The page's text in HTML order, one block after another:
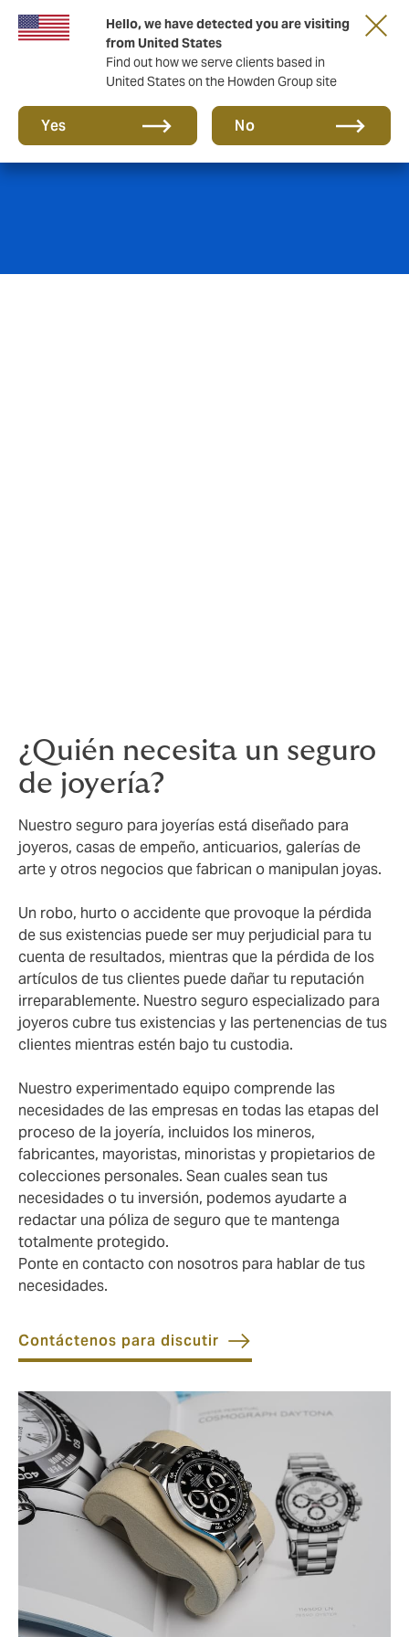
Hello, we have detected you are visiting
from United States
Find out how we serve clients based in
United States on the Howden Group site
Yes No
Seguro de joyas
¿Quién necesita un seguro
de joyería?
Nuestro seguro para joyerías está diseñado para
joyeros, casas de empeño, anticuarios, galerías de
arte y otros negocios que fabrican o manipulan joyas.
Un robo, hurto o accidente que provoque la pérdida
de sus existencias puede ser muy perjudicial para tu
cuenta de resultados, mientras que la pérdida de los
artículos de tus clientes puede dañar tu reputación
irreparablemente. Nuestro seguro especializado para
joyeros cubre tus existencias y las pertenencias de tus
clientes mientras estén bajo tu custodia.
Nuestro experimentado equipo comprende las
necesidades de las empresas en todas las etapas del
proceso de la joyería, incluidos los mineros,
fabricantes, mayoristas, minoristas y propietarios de
colecciones personales. Sean cuales sean tus
necesidades o tu inversión, podemos ayudarte a
redactar una póliza de seguro que te mantenga
totalmente protegido.
Ponte en contacto con nosotros para hablar de tus
necesidades.
Contáctenos para discutir